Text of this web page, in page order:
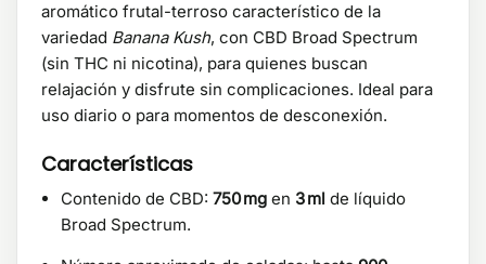
aromático frutal-terroso característico de la
variedad Banana Kush, con CBD Broad Spectrum
(sin THC ni nicotina), para quienes buscan
relajación y disfrute sin complicaciones. Ideal para
uso diario o para momentos de desconexión.
Características
Contenido de CBD: 750 mg en 3 ml de líquido
Broad Spectrum.